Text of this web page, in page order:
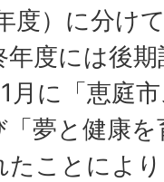
度）に分け
年度には後
月に「恵庭
「夢と健康
たことによ